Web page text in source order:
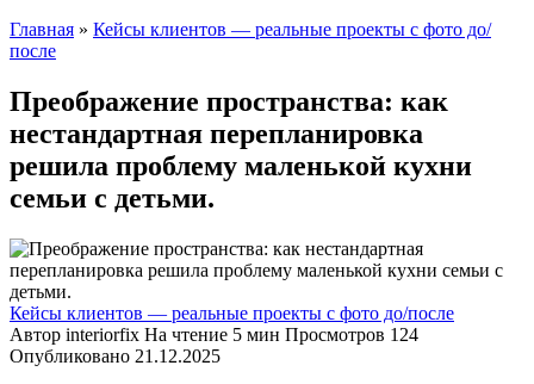
Главная » Кейсы клиентов — реальные проекты с фото до/
после
Преображение пространства: как
нестандартная перепланировка
решила проблему маленькой кухни
семьи с детьми.
Кейсы клиентов — реальные проекты с фото до/после
Автор interiorfix На чтение 5 мин Просмотров 124
Опубликовано 21.12.2025